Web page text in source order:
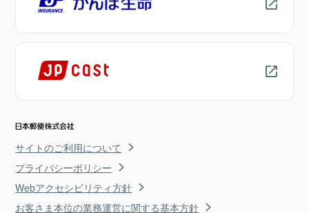
サイトのご利用について
プライバシーポリシー
Webアクセシビリティ方針
お客さま本位の業務運営に関する基本方針